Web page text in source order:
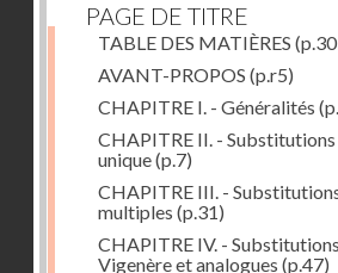
PAGE DE TITRE
TABLE DES MATIÈRES
AVANT-PROPOS (p.r5)
CHAPITRE I. - Généralités
CHAPITRE II. -
unique(p.7)
CHAPITRE III. -
multiples (p.31)
CHAPITRE IV. -
Vigenère et analogues (p.47)